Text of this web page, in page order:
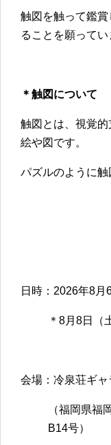
触図を触って鑑
ることを願ってい
＊触図について
触図とは、視覚
絵や図です。
パズルのように
日時：2026年8
＊8月8日（
会場：冷泉荘ギャ
（福岡県福
B14号）